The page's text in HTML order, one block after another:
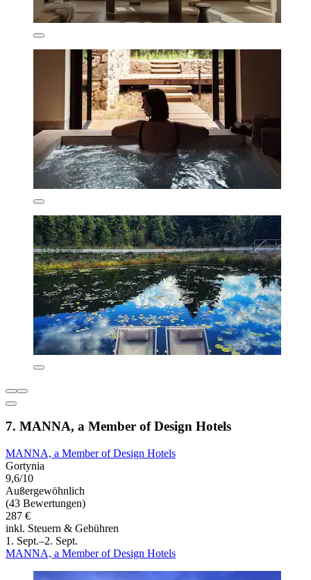
7. MANNA, a Member of Design Hotels
MANNA, a Member of Design Hotels
Gortynia
9,6/10
Außergewöhnlich
(43 Bewertungen)
287 €
inkl. Steuern & Gebühren
1. Sept.–2. Sept.
MANNA, a Member of Design Hotels